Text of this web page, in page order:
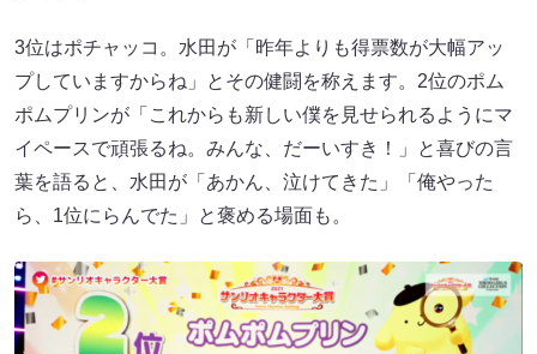
3位はポチャッコ。水田が「昨年よりも得票数が大幅アッ
プしていますからね」とその健闘を称えます。2位のポム
ポムプリンが「これからも新しい僕を見せられるようにマ
イペースで頑張るね。みんな、だーいすき！」と喜びの言
葉を語ると、水田が「あかん、泣けてきた」「俺やった
ら、1位にらんでた」と褒める場面も。